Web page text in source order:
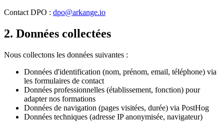
Contact DPO : dpo@arkange.io
2. Données collectées
Nous collectons les données suivantes :
Données d'identification (nom, prénom, email, téléphone) via
les formulaires de contact
Données professionnelles (établissement, fonction) pour
adapter nos formations
Données de navigation (pages visitées, durée) via PostHog
Données techniques (adresse IP anonymisée, navigateur)